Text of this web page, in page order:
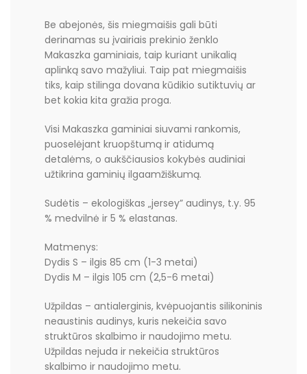
Be abejonės, šis miegmaišis gali būti
derinamas su įvairiais prekinio ženklo
Makaszka gaminiais, taip kuriant unikalią
aplinką savo mažyliui. Taip pat miegmaišis
tiks, kaip stilinga dovana kūdikio sutiktuvių ar
bet kokia kita gražia proga.
Visi Makaszka gaminiai siuvami rankomis,
puoselėjant kruopštumą ir atidumą
detalėms, o aukščiausios kokybės audiniai
užtikrina gaminių ilgaamžiškumą.
Sudėtis – ekologiškas „jersey” audinys, t.y. 95
% medvilnė ir 5 % elastanas.
Matmenys:
Dydis S – ilgis 85 cm (1-3 metai)
Dydis M – ilgis 105 cm (2,5-6 metai)
Užpildas – antialerginis, kvėpuojantis silikoninis
neaustinis audinys, kuris nekeičia savo
struktūros skalbimo ir naudojimo metu.
Užpildas nejuda ir nekeičia struktūros
skalbimo ir naudojimo metu.